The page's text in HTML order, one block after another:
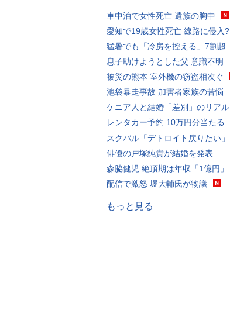
車中泊で女性死亡 遺族の胸中
愛知で19歳女性死亡 線路に侵入?
猛暑でも「冷房を控える」7割超
息子助けようとした父 意識不明
被災の熊本 室外機の窃盗相次ぐ
池袋暴走事故 加害者家族の苦悩
ケニア人と結婚「差別」のリアル
レンタカー予約 10万円分当たる
スクバル「デトロイト戻りたい」
俳優の戸塚純貴が結婚を発表
森脇健児 絶頂期は年収「1億円」
配信で激怒 堀大輔氏が物議
もっと見る